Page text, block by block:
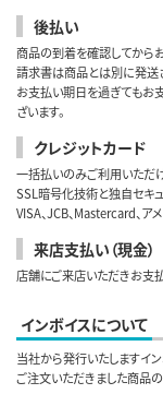
後払い
商品の到着を確認してから
請求書は商品とは別に発送
お支払い期日を過ぎてもお
ざいます。
クレジットカード
一括払いのみご利用いただけ
SSL暗号化技術と独自セキュ
VISA、JCB、Mastercard、ア
来店支払い（現金）
店舗にご来店いただきお支
インボイスについて
当社から発行いたしますイン
ご注文いただきました商品